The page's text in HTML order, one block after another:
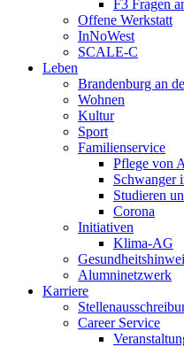
F3 Fragen
Offene Werkstatt
InNoWest
SCALE-C
Leben
Brandenburg an
Wohnen
Kultur
Sport
Familienservice
Pflege von
Schwanger
Studieren
Corona
Initiativen
Klima-AG
Alumninetzwerk
Karriere
Career Service